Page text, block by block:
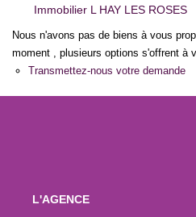
Immobilier L HAY LES ROSES
Nous n'avons pas de biens à vous
moment , plusieurs options s'offrent à
Transmettez-nous votre demande
L'AGENCE